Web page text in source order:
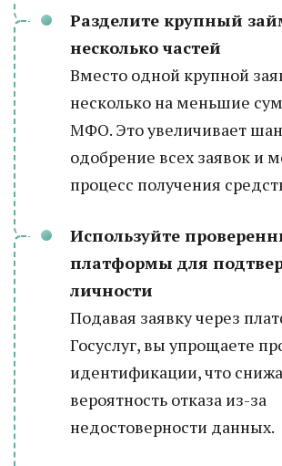
Разделите крупный
несколько частей
Вместо одной крупной
несколько на меньшие
МФО. Это увеличивает
одобрение всех заявок и
процесс получения
Используйте
платформы для
личности
Подавая заявку через
Госуслуг, вы упрощаете
идентификации, что
вероятность отказа из-за
недостоверности данных.